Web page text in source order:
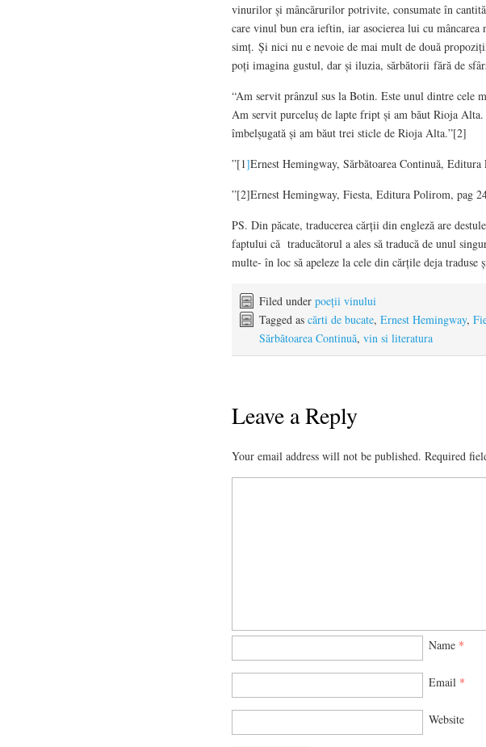
vinurilor și mâncărurilor potrivite, consumate în
care vinul bun era ieftin, iar asocierea lui cu mâncarea
simț. Și nici nu e nevoie de mai mult de două
poți imagina gustul, dar și iluzia, sărbătorii fără de
“Am servit prânzul sus la Botin. Este unul dintre cele
Am servit purceluș de lapte fript și am băut Rioja
îmbelșugată și am băut trei sticle de Rioja Alta.”[2]
”[1]Ernest Hemingway, Sărbătoarea Continuă,
”[2]Ernest Hemingway, Fiesta, Editura Polirom, pag
PS. Din păcate, traducerea cărții din engleză are
faptului că traducătorul a ales să traducă de unul
multe- în loc să apeleze la cele din cărțile deja traduse
Filed under poeții vinului
Tagged as cărti de bucate, Ernest Hemingway,
Sărbătoarea Continuă, vin si literatura
Leave a Reply
Your email address will not be published. Required
Name *
Email *
Website